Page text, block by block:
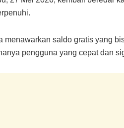
menawarkan saldo gratis yang
pengguna yang cepat dan